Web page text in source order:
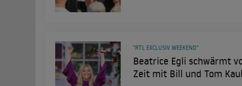
Beatrice Egli schwärmt
Zeit mit Bill und Tom
"RTL EXCLUSIV WEEKEND"